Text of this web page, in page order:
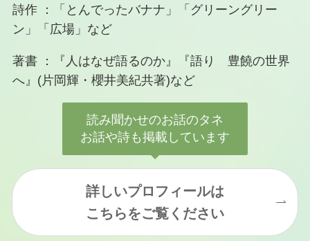
詩作 ：「とんでったバナナ」「グリーングリー
ン」「広場」など
著書 ：『人はなぜ語るのか』『語り 豊饒の世界
へ』(片岡輝・櫻井美紀共著)など
読み聞かせのお話のタネ
お話や詩も掲載しています
詳しいプロフィールは
こちらをご覧ください